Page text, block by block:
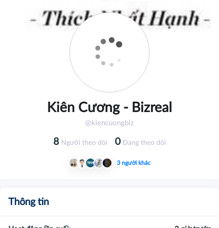
Kiên Cương - Bizreal
@kiencuongbiz
8 Người theo dõi 0 Đang theo dõi
3 người khác
Thông tin